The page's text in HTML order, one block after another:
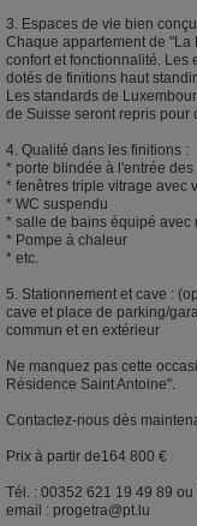
3. Espaces de vie bien
Chaque appartement de "La
confort et fonctionnalité. Les
dotés de finitions haut
Les standards de
de Suisse seront repris pour
4. Qualité dans les finitions :
* porte blindée à l'entrée
* fenêtres triple vitrage avec
* WC suspendu
* salle de bains équipé avec
* Pompe à chaleur
* etc.
5. Stationnement et cave :
cave et place de parking/
commun et en extérieur
Ne manquez pas cette
Résidence Saint Antoine".
Contactez-nous dès
Prix à partir de164 800 €
Tél. : 00352 621 19 49 89
email : progetra@pt.lu